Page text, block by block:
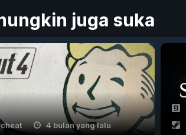
juga suka
cheat 4 bulan yang lalu